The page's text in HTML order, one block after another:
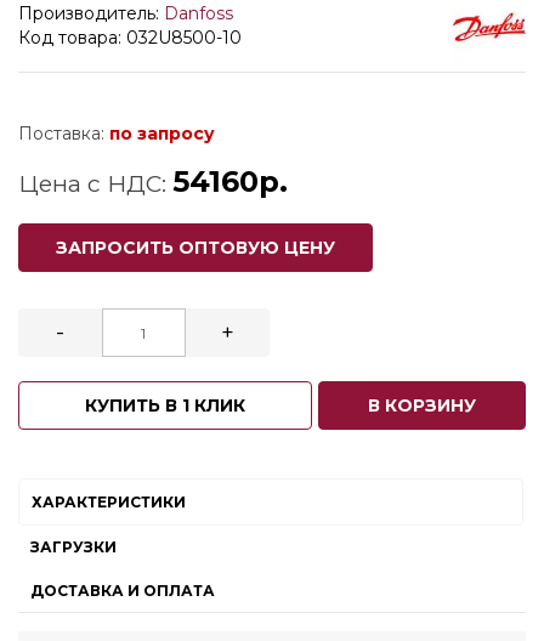
Производитель: Danfoss
Код товара: 032U8500-10
Поставка: по запросу
Цена с НДС: 54160р.
ЗАПРОСИТЬ ОПТОВУЮ ЦЕНУ
- +
КУПИТЬ В 1 КЛИК В КОРЗИНУ
ХАРАКТЕРИСТИКИ
ЗАГРУЗКИ
ДОСТАВКА И ОПЛАТА